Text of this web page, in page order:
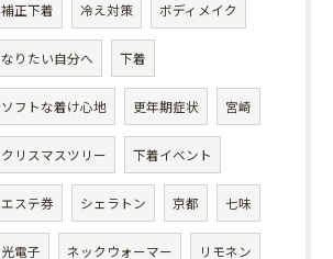
補正下着 冷え対策 ボディメイク
なりたい自分へ 下着
ソフトな着け心地 更年期症状 宮崎
クリスマスツリー 下着イベント
エステ券 シェラトン 京都 七味
光電子 ネックウォーマー リモネン